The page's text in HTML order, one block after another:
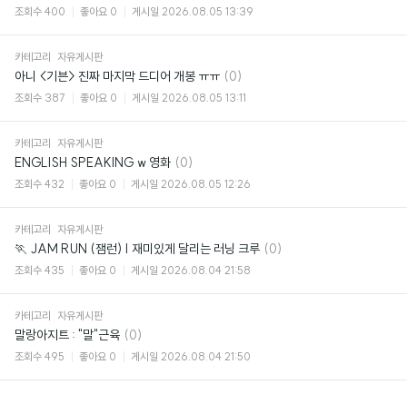
조회수 400 좋아요 0 게시일 2026.08.05 13:39
카테고리 자유게시판
아니 <기븐> 진짜 마지막 드디어 개봉 ㅠㅠ 댓
글
(0)
조회수 387 좋아요 0 게시일 2026.08.05 13:11
카테고리 자유게시판
ENGLISH SPEAKING w 영화 댓
글
(0)
조회수 432 좋아요 0 게시일 2026.08.05 12:26
카테고리 자유게시판
🏃 JAM RUN (잼런) | 재미있게 달리는 러닝 크루 댓
(0)
조회수 435 좋아요 0 게시일 2026.08.04 21:58
카테고리 자유게시판
말랑아지트 : "말"근육 댓
글
(0)
조회수 495 좋아요 0 게시일 2026.08.04 21:50